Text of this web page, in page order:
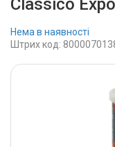
Classico
Нема в наявності
Штрих код: